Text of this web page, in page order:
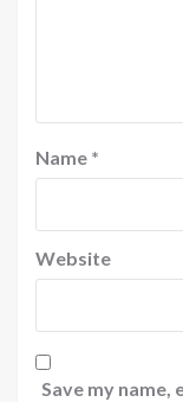
Name *
Website
Save my name,